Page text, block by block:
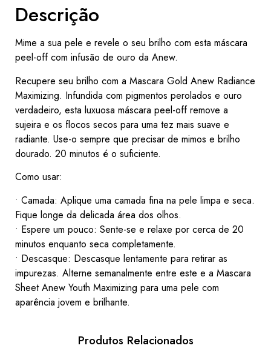
Descrição
Mime a sua pele e revele o seu brilho com esta máscara
peel-off com infusão de ouro da Anew.
Recupere seu brilho com a Mascara Gold Anew Radiance
Maximizing. Infundida com pigmentos perolados e ouro
verdadeiro, esta luxuosa máscara peel-off remove a
sujeira e os flocos secos para uma tez mais suave e
radiante. Use-o sempre que precisar de mimos e brilho
dourado. 20 minutos é o suficiente.
Como usar:
• Camada: Aplique uma camada fina na pele limpa e seca.
Fique longe da delicada área dos olhos.
• Espere um pouco: Sente-se e relaxe por cerca de 20
minutos enquanto seca completamente.
• Descasque: Descasque lentamente para retirar as
impurezas. Alterne semanalmente entre este e a Mascara
Sheet Anew Youth Maximizing para uma pele com
aparência jovem e brilhante.
Produtos Relacionados